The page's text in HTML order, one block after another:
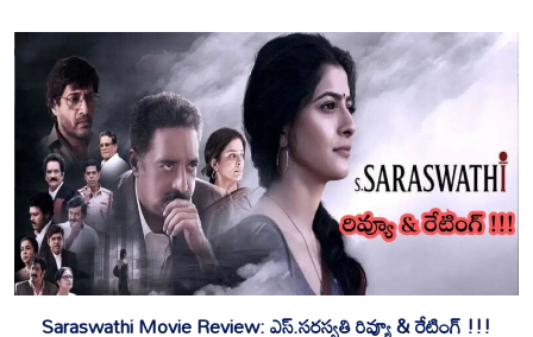
Saraswathi Movie Review: ఎస్‌.సరస్వతి రివ్యూ & రేటింగ్ !!!